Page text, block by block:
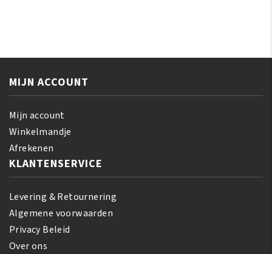
MIJN ACCOUNT
Mijn account
Winkelmandje
Afrekenen
KLANTENSERVICE
Levering & Retournering
Algemene voorwaarden
Privacy Beleid
Over ons